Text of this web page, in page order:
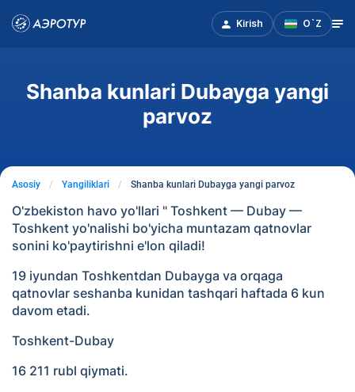
Kirish O`Z
Shanba kunlari Dubayga yangi
parvoz
Asosiy Yangiliklari Shanba kunlari Dubayga yangi parvoz
O'zbekiston havo yo'llari " Toshkent — Dubay —
Toshkent yo'nalishi bo'yicha muntazam qatnovlar
sonini ko'paytirishni e'lon qiladi!
19 iyundan Toshkentdan Dubayga va orqaga
qatnovlar seshanba kunidan tashqari haftada 6 kun
davom etadi.
Toshkent-Dubay
16 211 rubl qiymati.